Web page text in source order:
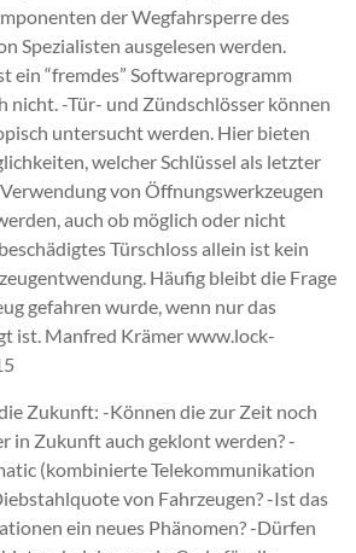
der Wegfahrsperre des
Spezialisten ausgelesen werden.
ein “fremdes” Softwareprogramm
nicht. -Tür- und Zündschlösser können
untersucht werden. Hier bieten
welcher Schlüssel als letzter
von Öffnungswerkzeugen
auch ob möglich oder nicht
Türschloss allein ist kein
Häufig bleibt die Frage
gefahren wurde, wenn nur das
ist. Manfred Krämer www.lock-
Zukunft: -Können die zur Zeit noch
in Zukunft auch geklont werden? -
(kombinierte Telekommunikation
von Fahrzeugen? -Ist das
ein neues Phänomen? -Dürfen